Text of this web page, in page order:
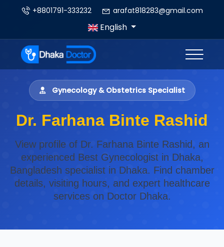
+8801791-333232 arafat818283@gmail.com
English
Gynecology & Obstetrics Specialist
Dr. Farhana Binte Rashid
View profile of Dr. Farhana Binte Rashid, an
experienced Best Gynecologist in Dhaka,
Bangladesh specialist in Dhaka. Find chamber
details, visiting hours, and expert healthcare
services on Doctor Dhaka.